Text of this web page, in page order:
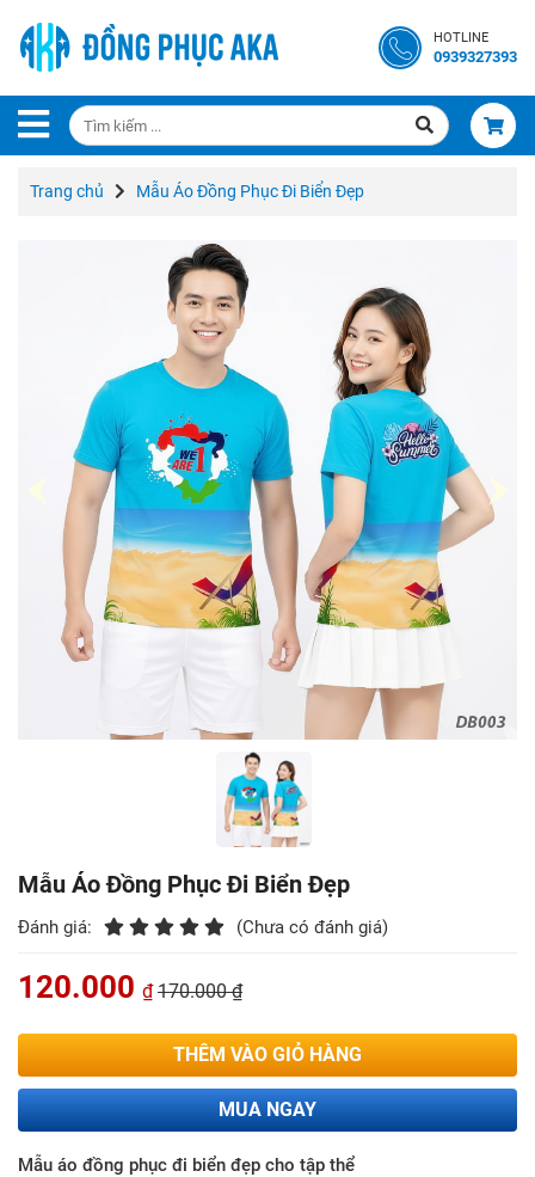
HOTLINE
0939327393
Trang
Chủ
Giới
Thiệu
Liên
Trang chủ Mẫu Áo Đồng Phục Đi Biển Đẹp
Mẫu Áo Đồng Phục Đi Biển Đẹp
Đánh giá: (Chưa có đánh giá)
120.000 ₫ 170.000 ₫
THÊM VÀO GIỎ HÀNG
MUA NGAY
Mẫu áo đồng phục đi biển đẹp cho tập thể